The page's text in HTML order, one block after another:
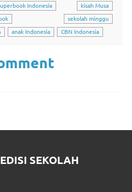
Indonesia
kisah Musa
sekolah minggu
anak Indonesia CBN Indonesia
SEKOLAH